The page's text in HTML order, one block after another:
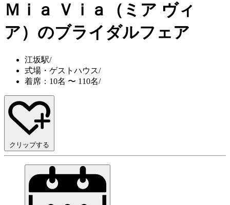
Ｍｉａ Ｖｉａ（ミア ヴィ
ア） のブライダルフェア
江坂駅/
式場・ゲストハウス/
着席：10名 〜 110名/
クリップする